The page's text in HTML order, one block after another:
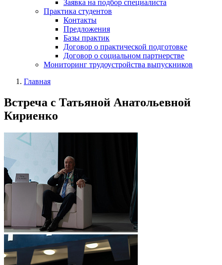
Заявка на подбор специалиста
Практика студентов
Контакты
Предложения
Базы практик
Договор о практической подготовке
Договор о социальном партнерстве
Мониторинг трудоустройства выпускников
Главная
Встреча с Татьяной Анатольевной
Кириенко